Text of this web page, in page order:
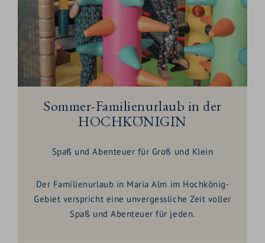
Sommer-Familienurlaub in der
HOCHKÖNIGIN
Spaß und Abenteuer für Groß und Klein
Der Familienurlaub in Maria Alm im Hochkönig-
Gebiet verspricht eine unvergessliche Zeit voller
Spaß und Abenteuer für jeden.